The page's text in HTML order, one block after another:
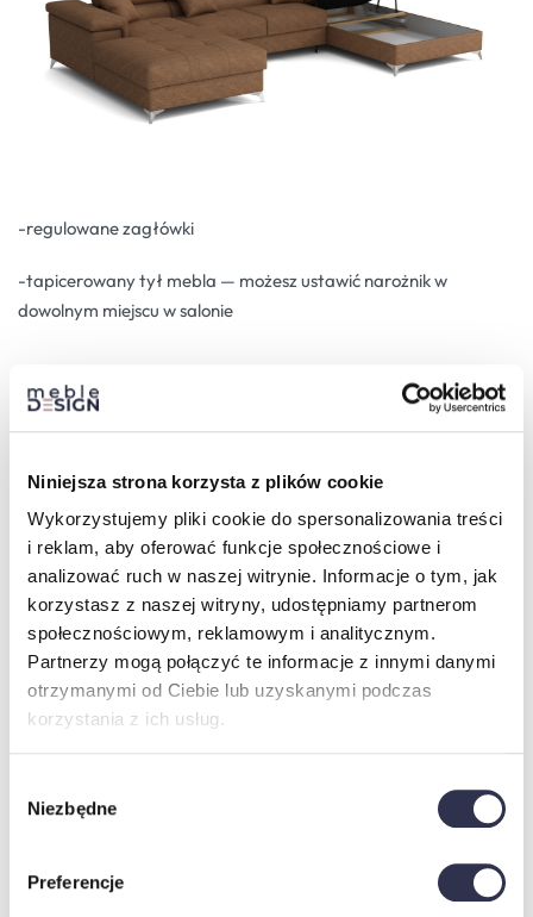
Niniejsza strona korzysta z plików cookie
Wykorzystujemy pliki cookie do spersonalizowania treści
i reklam, aby oferować funkcje społecznościowe i
analizować ruch w naszej witrynie. Informacje o tym, jak
korzystasz z naszej witryny, udostępniamy partnerom
społecznościowym, reklamowym i analitycznym.
Partnerzy mogą połączyć te informacje z innymi danymi
otrzymanymi od Ciebie lub uzyskanymi podczas
korzystania z ich usług.
zgody
Niezbędne
Preferencje
-regulowane zagłówki
-tapicerowany tył mebla — możesz ustawić narożnik w
dowolnym miejscu w salonie
WYMIARY:
Do wyboru 3 rodzaje materiału: